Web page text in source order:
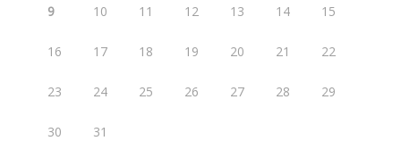
9 10 11 12 13 14 15
16 17 18 19 20 21 22
23 24 25 26 27 28 29
30
31